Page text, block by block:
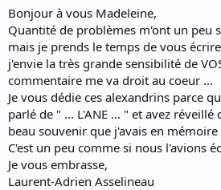
Un souffle rauque et lourd résonnant sur
Magie d'une rencontre à nulle autre
Quand proches, sans se voir
S'exaucent deux prières
cette strophe est si riche de sensibilité et
magnifie
toute la poésie.
Merci Laurent pour ce beau partage et je
n'être pas cet ÂNE
Heureuse également de vous retrouver
délaissé.
Bon weekend.
Bonjour à vous Madeleine,
Quantité de problèmes m'ont un peu
mais je prends le temps de vous
j'envie la très grande sensibilité de
commentaire me va droit au coeur ...
Je vous dédie ces alexandrins parce
parlé de " ... L'ANE ... " et avez réveillé
beau souvenir que j'avais en mémoire
C'est un peu comme si nous l'avions
Je vous embrasse,
Laurent-Adrien Asselineau